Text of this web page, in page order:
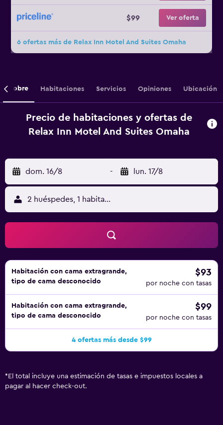
$99 Ver oferta
6 ofertas más de Relax Inn Motel And Suites Omaha
Sobre Habitaciones Servicios Opiniones Ubicación
Precio de habitaciones y ofertas de
Relax Inn Motel And Suites Omaha
dom. 16/8 - lun. 17/8
2 huéspedes, 1 habitación
Habitación con cama extragrande,
tipo de cama desconocido
$93
por noche con tasas
Habitación con cama extragrande,
tipo de cama desconocido
$99
por noche con tasas
4 ofertas más desde $99
* El total incluye una estimación de tasas e impuestos locales a
pagar al hacer check-out.